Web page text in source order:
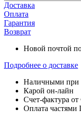
Доставка
Оплата
Гарантия
Возврат
Новой почтой
Подробнее о доставке
Наличными при
Карой он-лайн
Счет-фактура
Оплата